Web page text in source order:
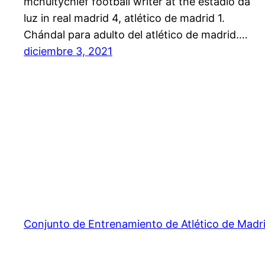
luz in real madrid 4, atlético de madrid 1.
Chándal para adulto del atlético de madrid.…
diciembre 3, 2021
Conjunto de Entrenamiento de Atlético de